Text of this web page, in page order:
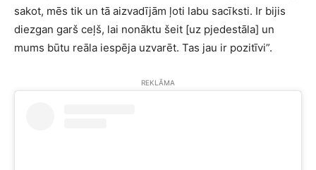
sakot, mēs tik un tā aizvadījām ļoti labu sacīksti. Ir bijis
diezgan garš ceļš, lai nonāktu šeit [uz pjedestāla] un
mums būtu reāla iespēja uzvarēt. Tas jau ir pozitīvi”.
REKLĀMA